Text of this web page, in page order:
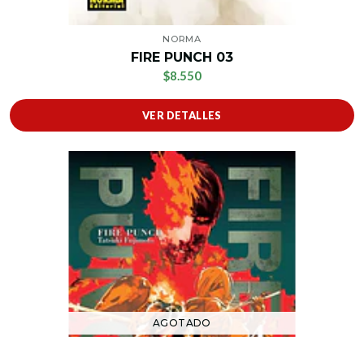
NORMA
FIRE PUNCH 03
$8.550
VER DETALLES
AGOTADO